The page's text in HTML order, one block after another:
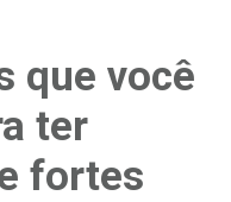
que você
ter
fortes